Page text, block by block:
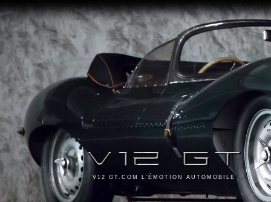
V12 GT.COM L'ÉMOTION AUTOMOBILE